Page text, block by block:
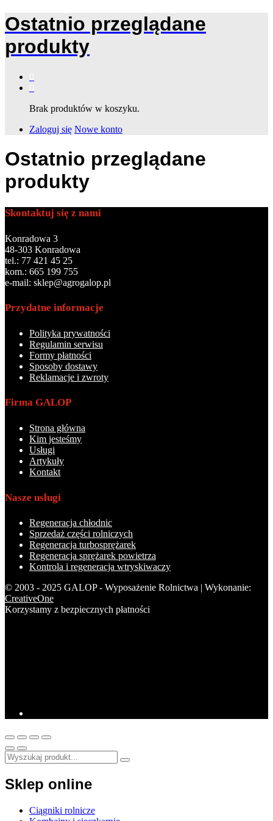
Ostatnio przeglądane
produkty
Brak produktów w koszyku.
Zaloguj się Nowe konto
Ostatnio przeglądane
produkty
Skontaktuj się z nami
Konradowa 3
48-303 Konradowa
tel.: 77 421 45 25
kom.: 665 199 755
e-mail: sklep@agrogalop.pl
Przydatne informacje
Polityka prywatności
Regulamin serwisu
Formy płatności
Sposoby dostawy
Reklamacje i zwroty
Firma GALOP
Strona główna
Kim jesteśmy
Usługi
Artykuły
Kontakt
Nasze usługi
Regeneracja chłodnic
Sprzedaż części rolniczych
Regeneracja turbosprężarek
Regeneracja sprężarek powietrza
Kontrola i regeneracja wtryskiwaczy
© 2003 - 2025 GALOP - Wyposażenie Rolnictwa | Wykonanie:
CreativeOne
Korzystamy z bezpiecznych płatności
Sklep online
Ciągniki rolnicze